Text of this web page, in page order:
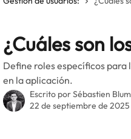
¿Cuáles son
Define roles específicos para
en la aplicación.
Escrito porSébastien Blum
22 de septiembre de 2025